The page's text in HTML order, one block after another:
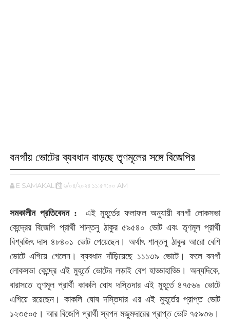
বনগাঁয় ভোটের ব্যবধান বাড়ছে তৃণমূলের সঙ্গে বিজেপির
E SAMAKALIN ৬/০৪/২০২৪ ১১:৫৭:০০ AM
সমকালীন প্রতিবেদন : এই মুহূর্তের ফলাফল অনুযায়ী বনগাঁ লোকসভা
কেন্দ্রের বিজেপি প্রার্থী শান্তনু ঠাকুর ৫৯৫৪০ ভোট এবং তৃণমূল প্রার্থী
বিশ্বজিৎ দাস ৪৮৪০১ ভোট পেয়েছেন। অর্থাৎ শান্তনু ঠাকুর আরো বেশি
ভোটে এগিয়ে গেলেন। ব্যবধান দাঁড়িয়েছে ১১১৩৯ ভোটে। ফলে বনগাঁ
লোকসভা কেন্দ্রে এই মুহূর্তে ভোটের লড়াই বেশ হাড্ডাহাড্ডি। অন্যদিকে,
বারাসতে তৃণমূল প্রার্থী কাকলি ঘোষ দস্তিদার এই মুহূর্তে ৪৭৫৬৯ ভোটে
এগিয়ে রয়েছেন। কাকলি ঘোষ দস্তিদার এর এই মুহূর্তের প্রাপ্ত ভোট
১২৩৫০৫। আর বিজেপি প্রার্থী স্বপন মজুমদারের প্রাপ্ত ভোট ৭৫৯৩৬।